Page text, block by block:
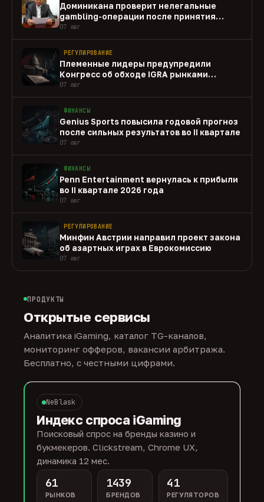
Доминикана проверит нелегальные
gambling-операции после принятия
закона
07 авг
РЕГУЛИРОВАНИЕ
Племенные лидеры предупредили
Конгресс об обходе IGRA рынками
прогнозов
07 авг
ФИНАНСЫ
Genius Sports повысила годовой прогноз
после сильных результатов во II квартале
07 авг
ФИНАНСЫ
Penn Entertainment вернулась к прибыли
во II квартале 2026 года
07 авг
РЕГУЛИРОВАНИЕ
Минфин Австрии направил проект закона
об азартных играх в Еврокомиссию
07 авг
ПРОДУКТЫ
Открытые сервисы
Аналитика iGaming, каталог TG-каналов,
мониторинг офферов, вакансии арбитража.
Бесплатно, с честными цифрами.
NeBlask
Индекс спроса iGaming
Поисковый спрос на бренды казино и
букмекеров. Clickstream, Chrome UX,
динамика 12 мес.
61
РЫНКОВ
1439
БРЕНДОВ
41
РЕГУЛЯТОРОВ